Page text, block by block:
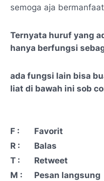
semoga aja
Ternyata huruf yang
hanya berfungsi
ada fungsi lain bisa
liat di bawah ini sob
F :
Favorit
R :
Balas
T :
Retweet
M :
Pesan langsung